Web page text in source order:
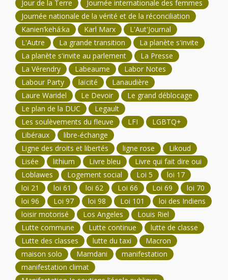
Jour de la Terre
Journée internationale des femmes
Journée nationale de la vérité et de la réconciliation
Kanien’kehá:ka
Karl Marx
L'Aut'Journal
L'Autre
La grande transition
La planète s'invite
La planète s'invite au parlement
La Presse
La Vérendry
Labeaume
Labor Notes
Labour Party
laïcité
Lanaudière
Laure Waridel
Le Devoir
Le grand déblocage
Le plan de la DUC
Legault
Les soulèvements du fleuve
LFI
LGBTQ+
Libéraux
libre-échange
Ligne des droits et libertés
ligne rose
Likoud
Lisée
lithium Livre bleu
Livre qui fait dire oui
Loblawes
Logement social Loi 5
loi 17
loi 21
loi 61 loi 62 Loi 66 Loi 69
loi 70
loi 96
Loi 97 loi 98 Loi 101
loi des Indiens
loisir motorisé
Los Angeles
Louis Riel
Lutte commune
Lutte continue
lutte de classe
Lutte des classes
lutte du taxi
Macron
maison solo
Mamdani
manifestation
manifestation climat